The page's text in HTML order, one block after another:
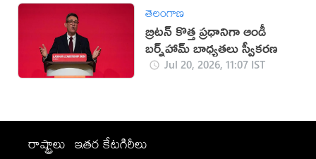
తెలంగాణ
బ్రిటన్ కొత్త ప్రధానిగా ఆండీ
బర్న్‌హామ్ బాధ్యతలు స్వీకరణ
Jul 20, 2026, 11:07 IST
రాష్ట్రాలు ఇతర కేటగిరీలు